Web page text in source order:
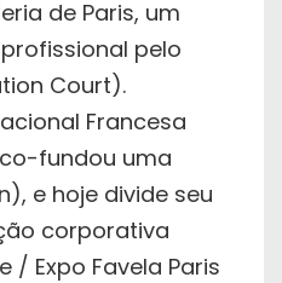
de Paris, um
pelo
Court).
Francesa
fundou uma
e hoje divide seu
corporativa
/ Expo Favela Paris